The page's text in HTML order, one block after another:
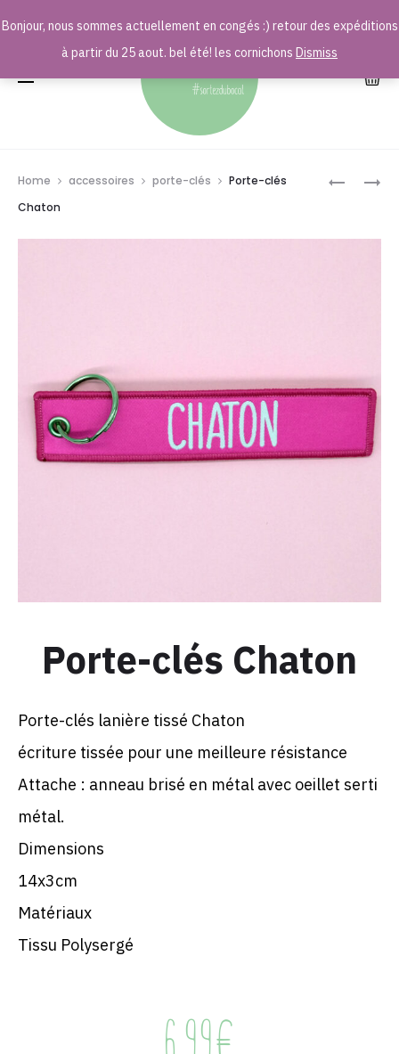
PORTE-
PORTE-
Home accessoires porte-clés
Porte-clés
Chaton
Porte-clés Chaton
Porte-clés lanière tissé Chaton
écriture tissée pour une meilleure résistance
Attache : anneau brisé en métal avec oeillet serti
métal.
Dimensions
14x3cm
Matériaux
Tissu Polysergé
Bonjour, nous sommes actuellement en congés :) retour des expéditions
à partir du 25 aout. bel été! les cornichons Dismiss